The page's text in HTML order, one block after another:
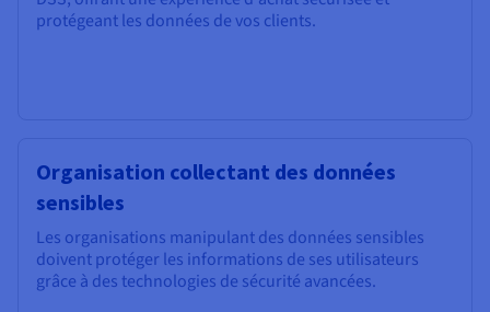
protégeant les données de vos clients.
Organisation collectant des données
sensibles
Les organisations manipulant des données sensibles
doivent protéger les informations de ses utilisateurs
grâce à des technologies de sécurité avancées.